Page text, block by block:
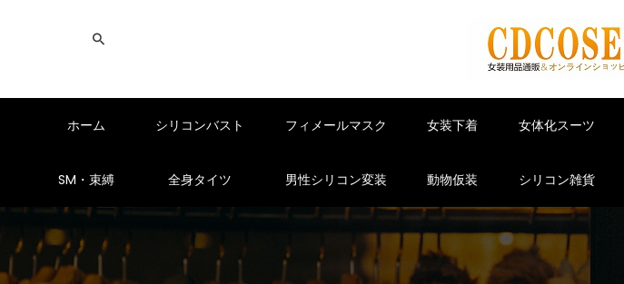
ホーム シリコンバスト フィメールマスク 女装下着 女体化スーツ
SM・束縛 全身タイツ 男性シリコン変装 動物仮装 シリコン雑貨